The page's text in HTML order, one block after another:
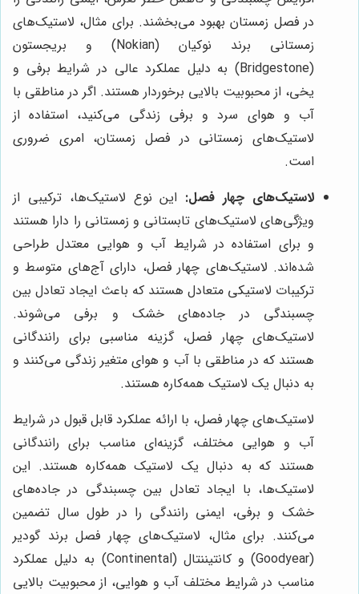
در فصل زمستان بهبود می‌بخشند. برای مثال، لاستیک‌های
زمستانی برند نوکیان (Nokian) و بریجستون
(Bridgestone) به دلیل عملکرد عالی در شرایط برفی و
یخی، از محبوبیت بالایی برخوردار هستند. اگر در مناطقی با
آب و هوای سرد و برفی زندگی می‌کنید، استفاده از
لاستیک‌های زمستانی در فصل زمستان، امری ضروری
است.
لاستیک‌های چهار فصل: این نوع لاستیک‌ها، ترکیبی از
ویژگی‌های لاستیک‌های تابستانی و زمستانی را دارا هستند
و برای استفاده در شرایط آب و هوایی معتدل طراحی
شده‌اند. لاستیک‌های چهار فصل، دارای آج‌های متوسط و
ترکیبات لاستیکی متعادل هستند که باعث ایجاد تعادل بین
چسبندگی در جاده‌های خشک و برفی می‌شوند.
لاستیک‌های چهار فصل، گزینه مناسبی برای رانندگانی
هستند که در مناطقی با آب و هوای متغیر زندگی می‌کنند و
به دنبال یک لاستیک همه‌کاره هستند.
لاستیک‌های چهار فصل، با ارائه عملکرد قابل قبول در شرایط
آب و هوایی مختلف، گزینه‌ای مناسب برای رانندگانی
هستند که به دنبال یک لاستیک همه‌کاره هستند. این
لاستیک‌ها، با ایجاد تعادل بین چسبندگی در جاده‌های
خشک و برفی، ایمنی رانندگی را در طول سال تضمین
می‌کنند. برای مثال، لاستیک‌های چهار فصل برند گودیر
(Goodyear) و کانتیننتال (Continental) به دلیل عملکرد
مناسب در شرایط مختلف آب و هوایی، از محبوبیت بالایی